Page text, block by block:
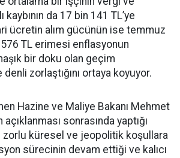
kaybının da 17 bin 141 TL’ye
ücretin alım gücünün ise temmuz
576 TL erimesi enflasyonun
bir doku olan geçim
zorlaştığını ortaya koyuyor.
Hazine ve Maliye Bakanı Mehmet
açıklanması sonrasında yaptığı
küresel ve jeopolitik koşullara
sürecinin devam ettiği ve kalıcı